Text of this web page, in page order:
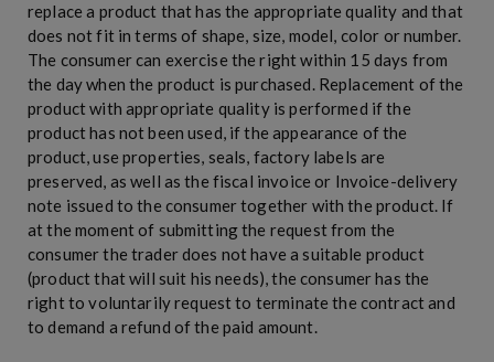
replace a product that has the appropriate quality and that
does not fit in terms of shape, size, model, color or number.
The consumer can exercise the right within 15 days from
the day when the product is purchased. Replacement of the
product with appropriate quality is performed if the
product has not been used, if the appearance of the
product, use properties, seals, factory labels are
preserved, as well as the fiscal invoice or Invoice-delivery
note issued to the consumer together with the product. If
at the moment of submitting the request from the
consumer the trader does not have a suitable product
(product that will suit his needs), the consumer has the
right to voluntarily request to terminate the contract and
to demand a refund of the paid amount.